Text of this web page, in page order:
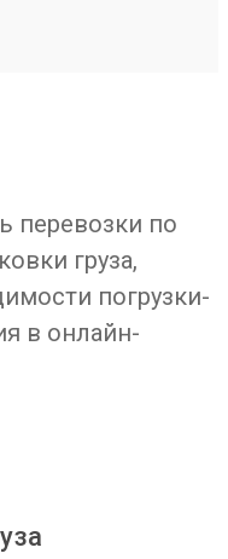
перевозки по
груза,
погрузки-
в онлайн-